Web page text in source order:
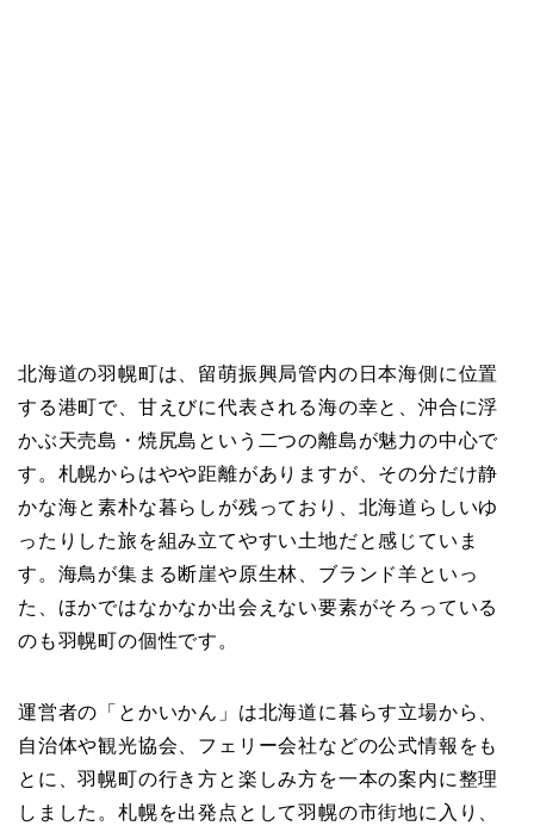
北海道の羽幌町は、留萌振興局管内の日本海側に位置
する港町で、甘えびに代表される海の幸と、沖合に浮
かぶ天売島・焼尻島という二つの離島が魅力の中心で
す。札幌からはやや距離がありますが、その分だけ静
かな海と素朴な暮らしが残っており、北海道らしいゆ
ったりした旅を組み立てやすい土地だと感じていま
す。海鳥が集まる断崖や原生林、ブランド羊といっ
た、ほかではなかなか出会えない要素がそろっている
のも羽幌町の個性です。
運営者の「とかいかん」は北海道に暮らす立場から、
自治体や観光協会、フェリー会社などの公式情報をも
とに、羽幌町の行き方と楽しみ方を一本の案内に整理
しました。札幌を出発点として羽幌の市街地に入り、